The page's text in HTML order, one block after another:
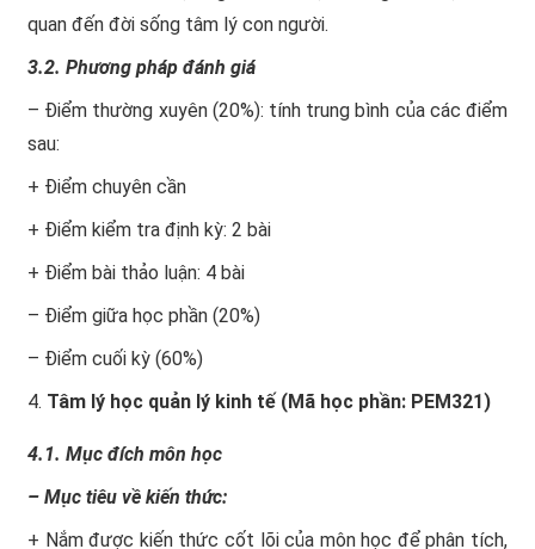
quan đến đời sống tâm lý con người.
3.2. Phương pháp đánh giá
– Điểm thường xuyên (20%): tính trung bình của các điểm
sau:
+ Điểm chuyên cần
+ Điểm kiểm tra định kỳ: 2 bài
+ Điểm bài thảo luận: 4 bài
– Điểm giữa học phần (20%)
– Điểm cuối kỳ (60%)
Tâm lý học quản lý kinh tế (Mã học phần: PEM321)
4.1. Mục đích môn học
– Mục tiêu về kiến thức:
+ Nắm được kiến thức cốt lõi của môn học để phân tích,